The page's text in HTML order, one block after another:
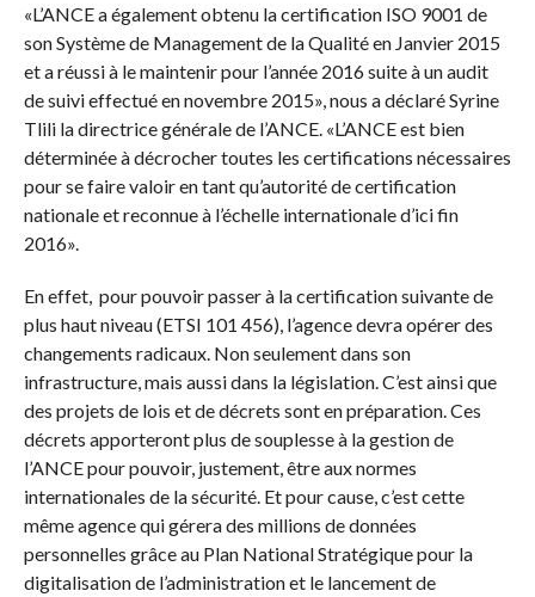
«L’ANCE a également obtenu la certification ISO 9001 de
son Système de Management de la Qualité en Janvier 2015
et a réussi à le maintenir pour l’année 2016 suite à un audit
de suivi effectué en novembre 2015», nous a déclaré Syrine
Tlili la directrice générale de l’ANCE. «L’ANCE est bien
déterminée à décrocher toutes les certifications nécessaires
pour se faire valoir en tant qu’autorité de certification
nationale et reconnue à l’échelle internationale d’ici fin
2016».
En effet, pour pouvoir passer à la certification suivante de
plus haut niveau (ETSI 101 456), l’agence devra opérer des
changements radicaux. Non seulement dans son
infrastructure, mais aussi dans la législation. C’est ainsi que
des projets de lois et de décrets sont en préparation. Ces
décrets apporteront plus de souplesse à la gestion de
l’ANCE pour pouvoir, justement, être aux normes
internationales de la sécurité. Et pour cause, c’est cette
même agence qui gérera des millions de données
personnelles grâce au Plan National Stratégique pour la
digitalisation de l’administration et le lancement de